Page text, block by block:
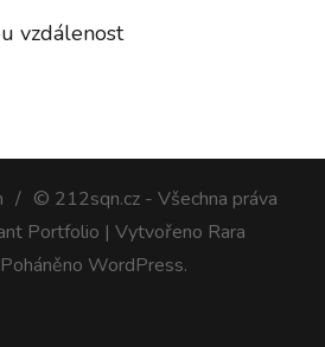
vzdálenost
© 212sqn.cz - Všechna práva
Portfolio | Vytvořeno Rara
WordPress.